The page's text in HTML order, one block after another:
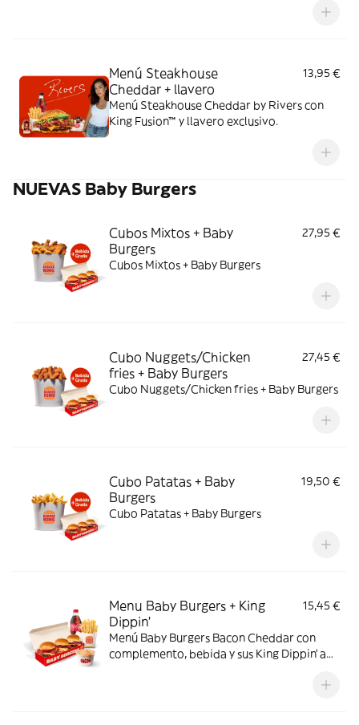
Menú Steakhouse
Cheddar + llavero
13,95 €
Menú Steakhouse Cheddar by Rivers con
King Fusion™ y llavero exclusivo.
NUEVAS Baby Burgers
Cubos Mixtos + Baby
Burgers
27,95 €
Cubos Mixtos + Baby Burgers
Cubo Nuggets/Chicken
fries + Baby Burgers
27,45 €
Cubo Nuggets/Chicken fries + Baby Burgers
Cubo Patatas + Baby
Burgers
19,50 €
Cubo Patatas + Baby Burgers
Menu Baby Burgers + King
Dippin’
15,45 €
Menú Baby Burgers Bacon Cheddar con
complemento, bebida y sus King Dippin’ a